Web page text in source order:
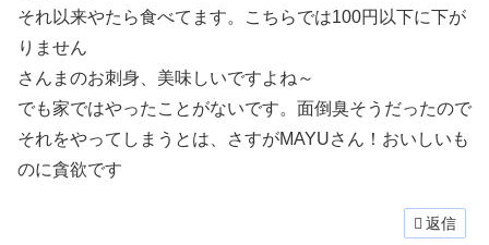
それ以来やたら食べてます。こちらでは100円以下に下が
りません
さんまのお刺身、美味しいですよね～
でも家ではやったことがないです。面倒臭そうだったので
それをやってしまうとは、さすがMAYUさん！おいしいも
のに貪欲です
返信